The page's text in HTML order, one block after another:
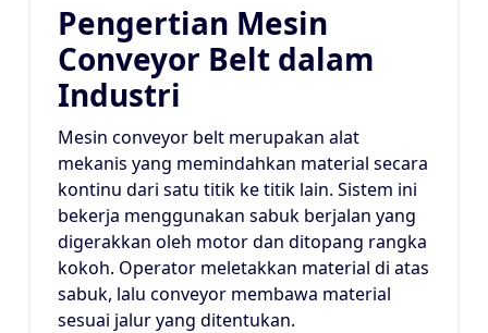
Pengertian Mesin
Conveyor Belt dalam
Industri
Mesin conveyor belt merupakan alat
mekanis yang memindahkan material secara
kontinu dari satu titik ke titik lain. Sistem ini
bekerja menggunakan sabuk berjalan yang
digerakkan oleh motor dan ditopang rangka
kokoh. Operator meletakkan material di atas
sabuk, lalu conveyor membawa material
sesuai jalur yang ditentukan.